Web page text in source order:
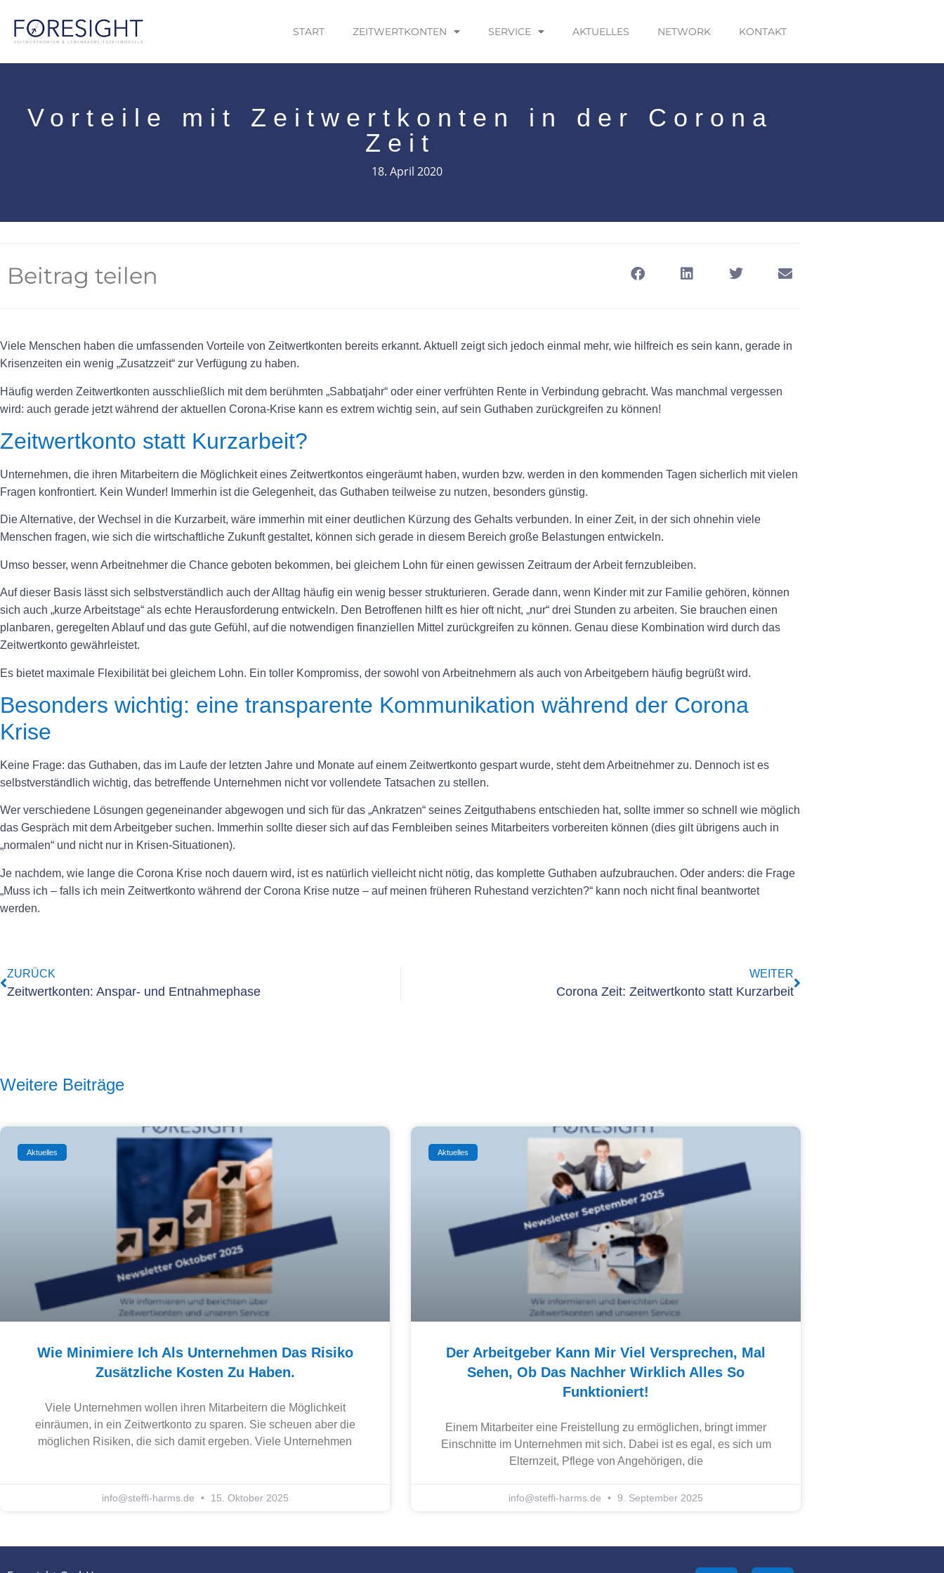
START ZEITWERTKONTEN SERVICE AKTUELLES NETWORK KONTAKT
Vorteile mit Zeitwertkonten in der Corona
Zeit
18. April 2020
Beitrag teilen
Viele Menschen haben die umfassenden Vorteile von Zeitwertkonten bereits erkannt. Aktuell zeigt sich jedoch einmal mehr, wie hilfreich es sein kann, gerade in
Krisenzeiten ein wenig „Zusatzzeit“ zur Verfügung zu haben.
Häufig werden Zeitwertkonten ausschließlich mit dem berühmten „Sabbatjahr“ oder einer verfrühten Rente in Verbindung gebracht. Was manchmal vergessen
wird: auch gerade jetzt während der aktuellen Corona-Krise kann es extrem wichtig sein, auf sein Guthaben zurückgreifen zu können!
Zeitwertkonto statt Kurzarbeit?
Unternehmen, die ihren Mitarbeitern die Möglichkeit eines Zeitwertkontos eingeräumt haben, wurden bzw. werden in den kommenden Tagen sicherlich mit vielen
Fragen konfrontiert. Kein Wunder! Immerhin ist die Gelegenheit, das Guthaben teilweise zu nutzen, besonders günstig.
Die Alternative, der Wechsel in die Kurzarbeit, wäre immerhin mit einer deutlichen Kürzung des Gehalts verbunden. In einer Zeit, in der sich ohnehin viele
Menschen fragen, wie sich die wirtschaftliche Zukunft gestaltet, können sich gerade in diesem Bereich große Belastungen entwickeln.
Umso besser, wenn Arbeitnehmer die Chance geboten bekommen, bei gleichem Lohn für einen gewissen Zeitraum der Arbeit fernzubleiben.
Auf dieser Basis lässt sich selbstverständlich auch der Alltag häufig ein wenig besser strukturieren. Gerade dann, wenn Kinder mit zur Familie gehören, können
sich auch „kurze Arbeitstage“ als echte Herausforderung entwickeln. Den Betroffenen hilft es hier oft nicht, „nur“ drei Stunden zu arbeiten. Sie brauchen einen
planbaren, geregelten Ablauf und das gute Gefühl, auf die notwendigen finanziellen Mittel zurückgreifen zu können. Genau diese Kombination wird durch das
Zeitwertkonto gewährleistet.
Es bietet maximale Flexibilität bei gleichem Lohn. Ein toller Kompromiss, der sowohl von Arbeitnehmern als auch von Arbeitgebern häufig begrüßt wird.
Besonders wichtig: eine transparente Kommunikation während der Corona
Krise
Keine Frage: das Guthaben, das im Laufe der letzten Jahre und Monate auf einem Zeitwertkonto gespart wurde, steht dem Arbeitnehmer zu. Dennoch ist es
selbstverständlich wichtig, das betreffende Unternehmen nicht vor vollendete Tatsachen zu stellen.
Wer verschiedene Lösungen gegeneinander abgewogen und sich für das „Ankratzen“ seines Zeitguthabens entschieden hat, sollte immer so schnell wie möglich
das Gespräch mit dem Arbeitgeber suchen. Immerhin sollte dieser sich auf das Fernbleiben seines Mitarbeiters vorbereiten können (dies gilt übrigens auch in
„normalen“ und nicht nur in Krisen-Situationen).
Je nachdem, wie lange die Corona Krise noch dauern wird, ist es natürlich vielleicht nicht nötig, das komplette Guthaben aufzubrauchen. Oder anders: die Frage
„Muss ich – falls ich mein Zeitwertkonto während der Corona Krise nutze – auf meinen früheren Ruhestand verzichten?“ kann noch nicht final beantwortet
werden.
ZURÜCK
Zeitwertkonten: Anspar- und Entnahmephase
WEITER
Corona Zeit: Zeitwertkonto statt Kurzarbeit
Weitere Beiträge
Aktuelles
Wie Minimiere Ich Als Unternehmen Das Risiko
Zusätzliche Kosten Zu Haben.
Viele Unternehmen wollen ihren Mitarbeitern die Möglichkeit
einräumen, in ein Zeitwertkonto zu sparen. Sie scheuen aber die
möglichen Risiken, die sich damit ergeben. Viele Unternehmen
info@steffi-harms.de 15. Oktober 2025
Aktuelles
Der Arbeitgeber Kann Mir Viel Versprechen, Mal
Sehen, Ob Das Nachher Wirklich Alles So
Funktioniert!
Einem Mitarbeiter eine Freistellung zu ermöglichen, bringt immer
Einschnitte im Unternehmen mit sich. Dabei ist es egal, es sich um
Elternzeit, Pflege von Angehörigen, die
info@steffi-harms.de 9. September 2025